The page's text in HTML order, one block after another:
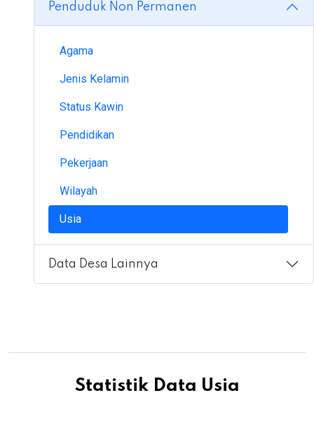
Penduduk Non Permanen
Agama
Jenis Kelamin
Status Kawin
Pendidikan
Pekerjaan
Wilayah
Usia
Data Desa Lainnya
Statistik Data Usia